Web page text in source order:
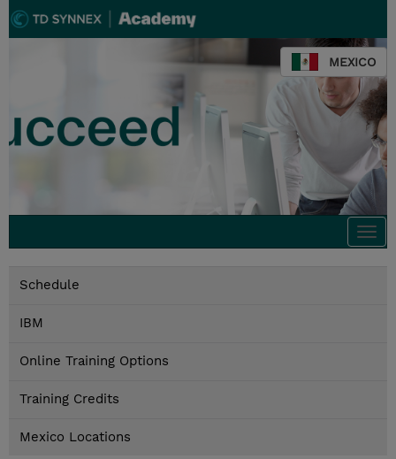
MEXICO
Schedule
IBM
Online Training Options
Training Credits
Mexico Locations